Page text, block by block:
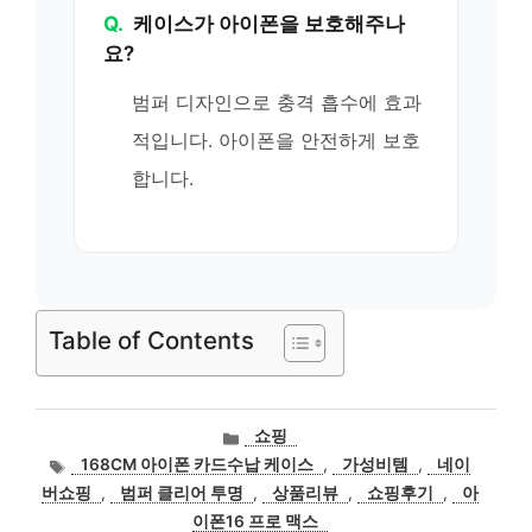
Q. 케이스가 아이폰을 보호해주나
요?
범퍼 디자인으로 충격 흡수에 효과
적입니다. 아이폰을 안전하게 보호
합니다.
Table of Contents
카
테
고
리
쇼핑
태
그
168CM 아이폰 카드수납 케이스 , 가성비템 ,
네이
버쇼핑
, 범퍼 클리어 투명 , 상품리뷰 , 쇼핑후기 ,
아
이폰16 프로 맥스